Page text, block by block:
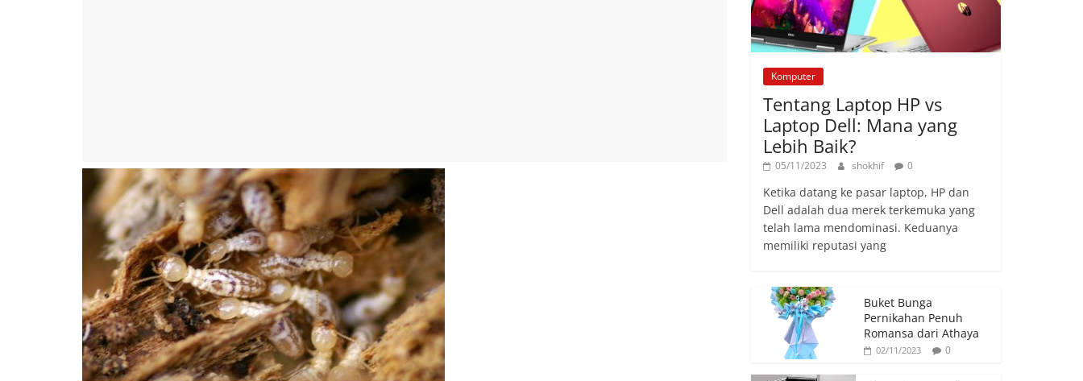
Komputer
Tentang Laptop HP vs
Laptop Dell: Mana yang
Lebih Baik?
05/11/2023 shokhif 0
Ketika datang ke pasar laptop, HP dan
Dell adalah dua merek terkemuka yang
telah lama mendominasi. Keduanya
memiliki reputasi yang
Buket Bunga
Pernikahan Penuh
Romansa dari Athaya
02/11/2023 0